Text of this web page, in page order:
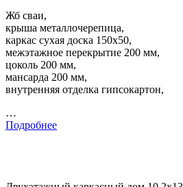
Жб сваи,
крыша металлочерепица,
каркас сухая доска 150х50,
межэтажное перекрытие 200 мм,
цоколь 200 мм,
мансарда 200 мм,
внутренняя отделка гипсокартон,
…
Подробнее